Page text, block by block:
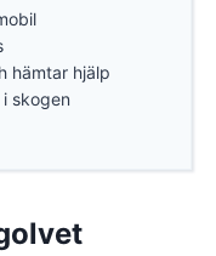
hämtar hjälp
skogen